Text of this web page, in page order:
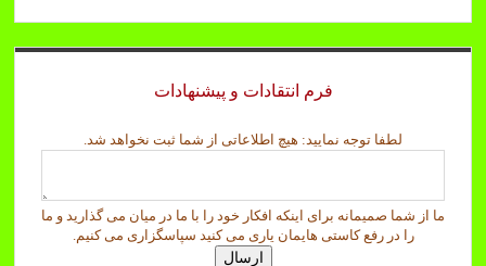
فرم انتقادات و پیشنهادات
ن
ی
د
:
لطفا توجه نمایید: هیچ اطلاعاتی از شما ثبت نخواهد شد.
ما از شما صمیمانه برای اینکه افکار خود را با ما در میان می گذارید و ما
را در رفع کاستی هایمان یاری می کنید سپاسگزاری می کنیم.
ارسال